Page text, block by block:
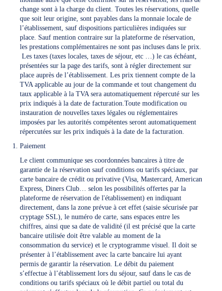
change sont à la charge du client. Toutes les réservations, quelle
que soit leur origine, sont payables dans la monnaie locale de
l’établissement, sauf dispositions particulières indiquées sur
place. Sauf mention contraire sur la plateforme de réservation,
les prestations complémentaires ne sont pas incluses dans le prix.
Les taxes (taxes locales, taxes de séjour, etc …) le cas échéant,
présentées sur la page des tarifs, sont à régler directement sur
place auprès de l’établissement. Les prix tiennent compte de la
TVA applicable au jour de la commande et tout changement du
taux applicable à la TVA sera automatiquement répercuté sur les
prix indiqués à la date de facturation.Toute modification ou
instauration de nouvelles taxes légales ou réglementaires
imposées par les autorités compétentes seront automatiquement
répercutées sur les prix indiqués à la date de la facturation.
Paiement
Le client communique ses coordonnées bancaires à titre de
garantie de la réservation sauf conditions ou tarifs spéciaux, par
carte bancaire de crédit ou privative (Visa, Mastercard, American
Express, Diners Club… selon les possibilités offertes par la
plateforme de réservation de l'établissement) en indiquant
directement, dans la zone prévue à cet effet (saisie sécurisée par
cryptage SSL), le numéro de carte, sans espaces entre les
chiffres, ainsi que sa date de validité (il est précisé que la carte
bancaire utilisée doit être valable au moment de la
consommation du service) et le cryptogramme visuel. Il doit se
présenter à l’établissement avec la carte bancaire lui ayant
permis de garantir la réservation. Le débit du paiement
s’effectue à l’établissement lors du séjour, sauf dans le cas de
conditions ou tarifs spéciaux où le débit partiel ou total du